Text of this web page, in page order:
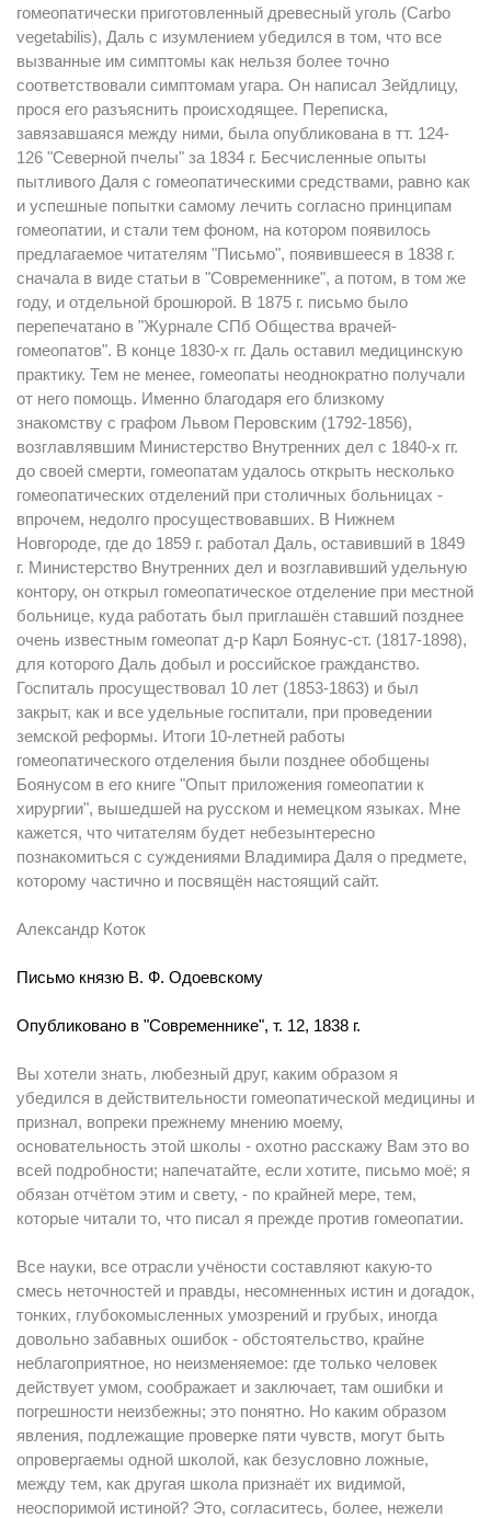
гомеопатически приготовленный древесный уголь (Carbo
vegetabilis), Даль с изумлением убедился в том, что все
вызванные им симптомы как нельзя более точно
соответствовали симптомам угара. Он написал Зейдлицу,
прося его разъяснить происходящее. Переписка,
завязавшаяся между ними, была опубликована в тт. 124-
126 "Северной пчелы" за 1834 г. Бесчисленные опыты
пытливого Даля с гомеопатическими средствами, равно как
и успешные попытки самому лечить согласно принципам
гомеопатии, и стали тем фоном, на котором появилось
предлагаемое читателям "Письмо", появившееся в 1838 г.
сначала в виде статьи в "Современнике", а потом, в том же
году, и отдельной брошюрой. В 1875 г. письмо было
перепечатано в "Журнале СПб Общества врачей-
гомеопатов". В конце 1830-х гг. Даль оставил медицинскую
практику. Тем не менее, гомеопаты неоднократно получали
от него помощь. Именно благодаря его близкому
знакомству с графом Львом Перовским (1792-1856),
возглавлявшим Министерство Внутренних дел с 1840-х гг.
до своей смерти, гомеопатам удалось открыть несколько
гомеопатических отделений при столичных больницах -
впрочем, недолго просуществовавших. В Нижнем
Новгороде, где до 1859 г. работал Даль, оставивший в 1849
г. Министерство Внутренних дел и возглавивший удельную
контору, он открыл гомеопатическое отделение при местной
больнице, куда работать был приглашён ставший позднее
очень известным гомеопат д-р Карл Боянус-ст. (1817-1898),
для которого Даль добыл и российское гражданство.
Госпиталь просуществовал 10 лет (1853-1863) и был
закрыт, как и все удельные госпитали, при проведении
земской реформы. Итоги 10-летней работы
гомеопатического отделения были позднее обобщены
Боянусом в его книге "Опыт приложения гомеопатии к
хирургии", вышедшей на русском и немецком языках. Мне
кажется, что читателям будет небезынтересно
познакомиться с суждениями Владимира Даля о предмете,
которому частично и посвящён настоящий сайт.
Александр Коток
Письмо князю В. Ф. Одоевскому
Опубликовано в "Современнике", т. 12, 1838 г.
Вы хотели знать, любезный друг, каким образом я
убедился в действительности гомеопатической медицины и
признал, вопреки прежнему мнению моему,
основательность этой школы - охотно расскажу Вам это во
всей подробности; напечатайте, если хотите, письмо моё; я
обязан отчётом этим и свету, - по крайней мере, тем,
которые читали то, что писал я прежде против гомеопатии.
Все науки, все отрасли учёности составляют какую-то
смесь неточностей и правды, несомненных истин и догадок,
тонких, глубокомысленных умозрений и грубых, иногда
довольно забавных ошибок - обстоятельство, крайне
неблагоприятное, но неизменяемое: где только человек
действует умом, соображает и заключает, там ошибки и
погрешности неизбежны; это понятно. Но каким образом
явления, подлежащие проверке пяти чувств, могут быть
опровергаемы одной школой, как безусловно ложные,
между тем, как другая школа признаёт их видимой,
неоспоримой истиной? Это, coгласитесь, более, нежели